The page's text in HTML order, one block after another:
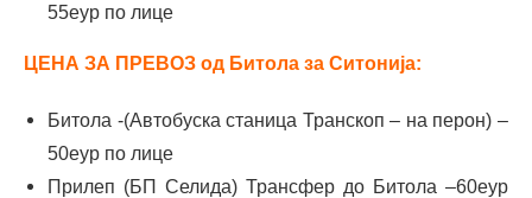
55еур по лице
ЦЕНА ЗА ПРЕВОЗ од Битола за Ситонија:
Битола -(Автобуска станица Транскоп – на перон) –
50еур по лице
Прилеп (БП Селида) Трансфер до Битола –60еур